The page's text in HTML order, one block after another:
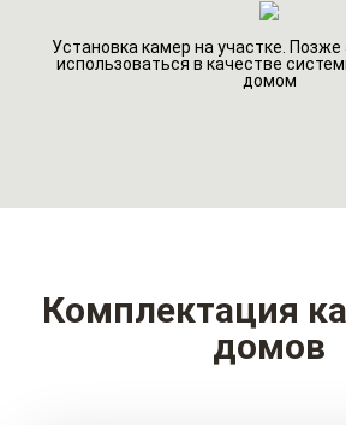
Установка камер на участке.
использоваться в качестве
домом
Комплектация
домов